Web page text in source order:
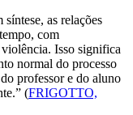
síntese, as relações
com
violência. Isso significa
normal do processo
professor e do aluno
(FRIGOTTO,